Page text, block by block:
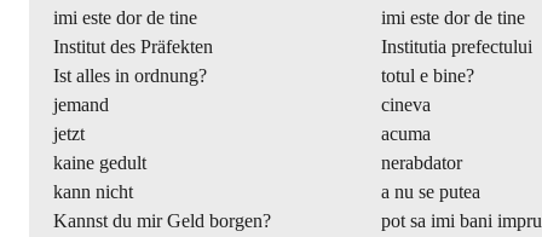
imi este dor de tine
imi este dor de tine
Institut des Präfekten
Institutia prefectului
Ist alles in ordnung?
totul e bine?
jemand
cineva
jetzt
acuma
kaine gedult
nerabdator
kann nicht
a nu se putea
Kannst du mir Geld borgen?
pot sa imi bani